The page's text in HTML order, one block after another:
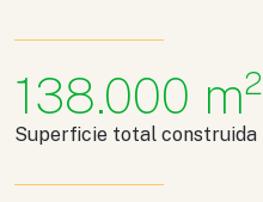
138.000 m²
Superficie total construida